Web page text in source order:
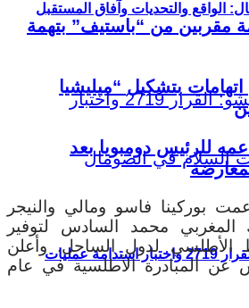
الواقع والتحديات وآفاق المستقبل
متلازمة مقديشو: القرار 2719 واختبار استدامة عمليات
مقربين من “باستيف” بتهمة
بتشكيل “ميليشيا
للرئيس دومبويا بعد
بوركينا فاسو ومالي والنيجر
المغربي محمد السادس لتوفير
الأطلسي لدول الساحل. وأعلن
عن المبادرة الأطلسية في عام